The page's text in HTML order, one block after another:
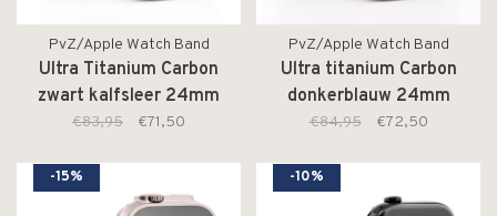
PvZ/Apple Watch Band
Ultra Titanium Carbon
zwart kalfsleer 24mm
€83,95 €71,50
PvZ/Apple Watch Band
Ultra titanium Carbon
donkerblauw 24mm
€84,95 €72,50
-15% -10%